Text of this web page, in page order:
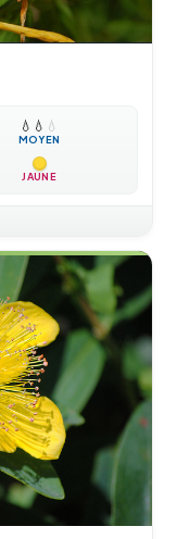
💧 💧 💧
MOYEN
JAUNE